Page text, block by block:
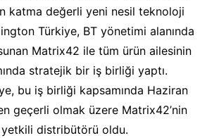
katma değerli yeni nesil teknoloji
Türkiye, BT yönetimi alanında
Matrix42 ile tüm ürün ailesinin
stratejik bir iş birliği yaptı.
bu iş birliği kapsamında Haziran
geçerli olmak üzere Matrix42’nin
yetkili distribütörü oldu.